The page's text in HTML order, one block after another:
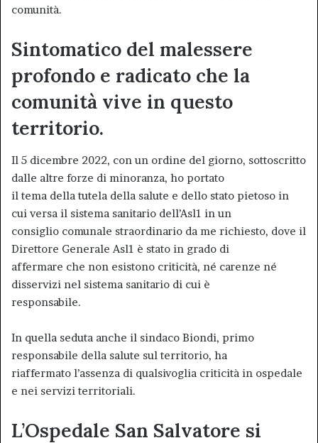
comunità.
Sintomatico del malessere
profondo e radicato che la
comunità vive in questo
territorio.
Il 5 dicembre 2022, con un ordine del giorno, sottoscritto
dalle altre forze di minoranza, ho portato
il tema della tutela della salute e dello stato pietoso in
cui versa il sistema sanitario dell’Asl1 in un
consiglio comunale straordinario da me richiesto, dove il
Direttore Generale Asl1 è stato in grado di
affermare che non esistono criticità, né carenze né
disservizi nel sistema sanitario di cui è
responsabile.
In quella seduta anche il sindaco Biondi, primo
responsabile della salute sul territorio, ha
riaffermato l’assenza di qualsivoglia criticità in ospedale
e nei servizi territoriali.
L’Ospedale San Salvatore si